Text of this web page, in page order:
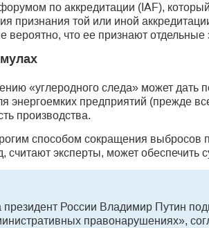
по аккредитации (IAF),
признания той или иной
вероятно, что ее признают
«углеродного следа» может
энергоемких предприятий (прежде
производства.
способом сокращения выбросов
считают эксперты, может
президент России Владимир Путин
правонарушениях»,